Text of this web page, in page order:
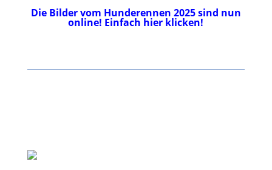
Die Bilder vom Hunderennen 2025 sind nun
online! Einfach hier klicken!